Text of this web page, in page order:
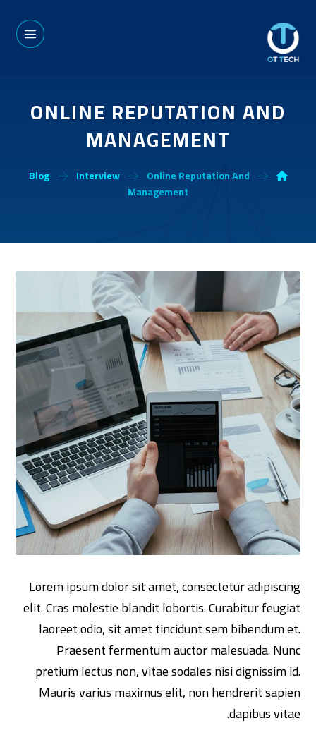
ONLINE REPUTATION AND
MANAGEMENT
Blog Interview
Online Reputation And
Management
Lorem ipsum dolor sit amet, consectetur adipiscing
elit. Cras molestie blandit lobortis. Curabitur feugiat
laoreet odio, sit amet tincidunt sem bibendum et.
Praesent fermentum auctor malesuada. Nunc
pretium lectus non, vitae sodales nisi dignissim id.
Mauris varius maximus elit, non hendrerit sapien
dapibus vitae.